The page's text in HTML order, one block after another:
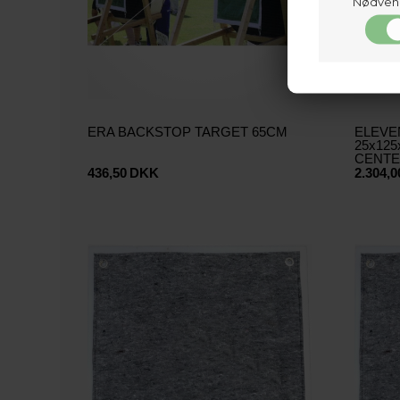
ERA BACKSTOP TARGET 65CM
436,50 DKK